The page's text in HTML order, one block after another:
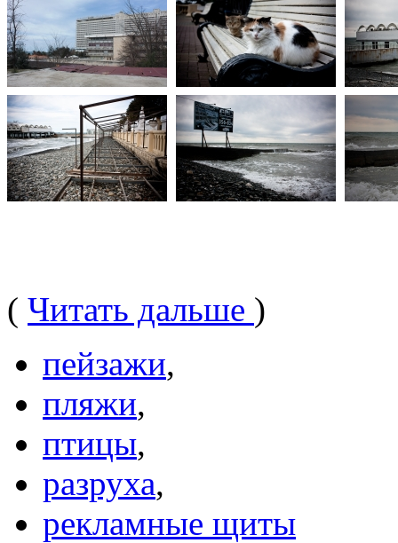
( Читать дальше )
пейзажи,
пляжи,
птицы,
разруха,
рекламные щиты